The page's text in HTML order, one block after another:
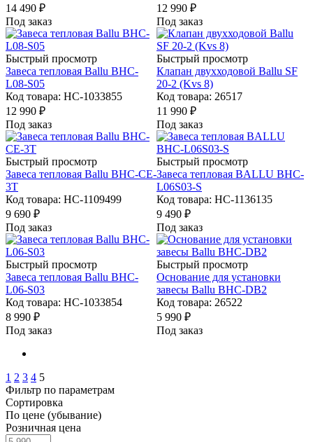
14 490 ₽
Под заказ
12 990 ₽
Под заказ
Быстрый просмотр
Завеса тепловая Ballu BHC-
L08-S05
Код товара: НС-1033855
12 990 ₽
Под заказ
Быстрый просмотр
Клапан двухходовой Ballu SF
20-2 (Kvs 8)
Код товара: 26517
11 990 ₽
Под заказ
Быстрый просмотр
Завеса тепловая Ballu BHC-CE-
3T
Код товара: НС-1109499
9 690 ₽
Под заказ
Быстрый просмотр
Завеса тепловая BALLU BHC-
L06S03-S
Код товара: НС-1136135
9 490 ₽
Под заказ
Быстрый просмотр
Завеса тепловая Ballu BHC-
L06-S03
Код товара: НС-1033854
8 990 ₽
Под заказ
Быстрый просмотр
Основание для установки
завесы Ballu BHC-DB2
Код товара: 26522
5 990 ₽
Под заказ
1 2 3 4 5
Фильтр по параметрам
Сортировка
По цене (убывание)
Розничная цена